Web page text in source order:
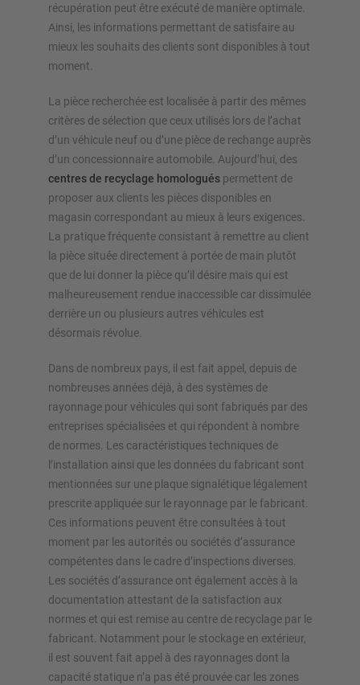
récupération peut être exécuté de manière optimale.
Ainsi, les informations permettant de satisfaire au
mieux les souhaits des clients sont disponibles à tout
moment.
La pièce recherchée est localisée à partir des mêmes
critères de sélection que ceux utilisés lors de l’achat
d’un véhicule neuf ou d’une pièce de rechange auprès
d’un concessionnaire automobile. Aujourd’hui, des
centres de recyclage homologués permettent de
proposer aux clients les pièces disponibles en
magasin correspondant au mieux à leurs exigences.
La pratique fréquente consistant à remettre au client
la pièce située directement à portée de main plutôt
que de lui donner la pièce qu’il désire mais qui est
malheureusement rendue inaccessible car dissimulée
derrière un ou plusieurs autres véhicules est
désormais révolue.
Dans de nombreux pays, il est fait appel, depuis de
nombreuses années déjà, à des systèmes de
rayonnage pour véhicules qui sont fabriqués par des
entreprises spécialisées et qui répondent à nombre
de normes. Les caractéristiques techniques de
l’installation ainsi que les données du fabricant sont
mentionnées sur une plaque signalétique légalement
prescrite appliquée sur le rayonnage par le fabricant.
Ces informations peuvent être consultées à tout
moment par les autorités ou sociétés d’assurance
compétentes dans le cadre d’inspections diverses.
Les sociétés d’assurance ont également accès à la
documentation attestant de la satisfaction aux
normes et qui est remise au centre de recyclage par le
fabricant. Notamment pour le stockage en extérieur,
il est souvent fait appel à des rayonnages dont la
capacité statique n’a pas été prouvée car les zones